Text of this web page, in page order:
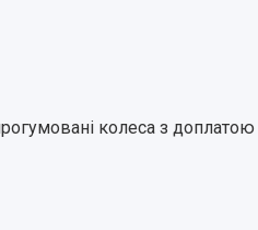
колеса з доплатою